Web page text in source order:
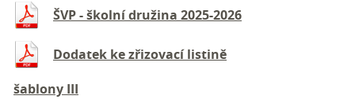
ŠVP - školní družina 2025-2026
Dodatek ke zřizovací listině
šablony III